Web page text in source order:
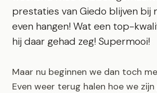
prestaties van Giedo blijven bij
even hangen! Wat een top-
hij daar gehad zeg! Supermooi!
Maar nu beginnen we dan toch
Even weer terug halen hoe we